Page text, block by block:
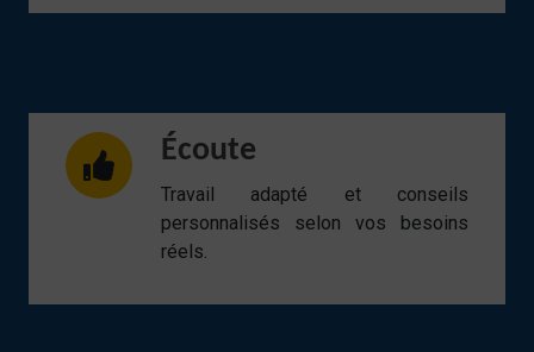
Écoute
Travail adapté et conseils
personnalisés selon vos besoins
réels.